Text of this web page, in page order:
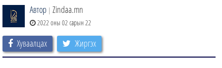
Автор | Zindaa.mn
2022 оны 02 сарын 22
Хуваалцах Жиргэх